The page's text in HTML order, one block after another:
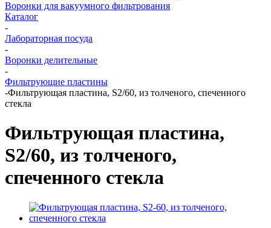
Воронки для вакуумного фильтрования
Каталог
-
Лабораторная посуда
-
Воронки делительные
-
Фильтрующие пластины
-Фильтрующая пластина, S2/60, из толченого, спеченного
стекла
Фильтрующая пластина,
S2/60, из толченого,
спеченного стекла